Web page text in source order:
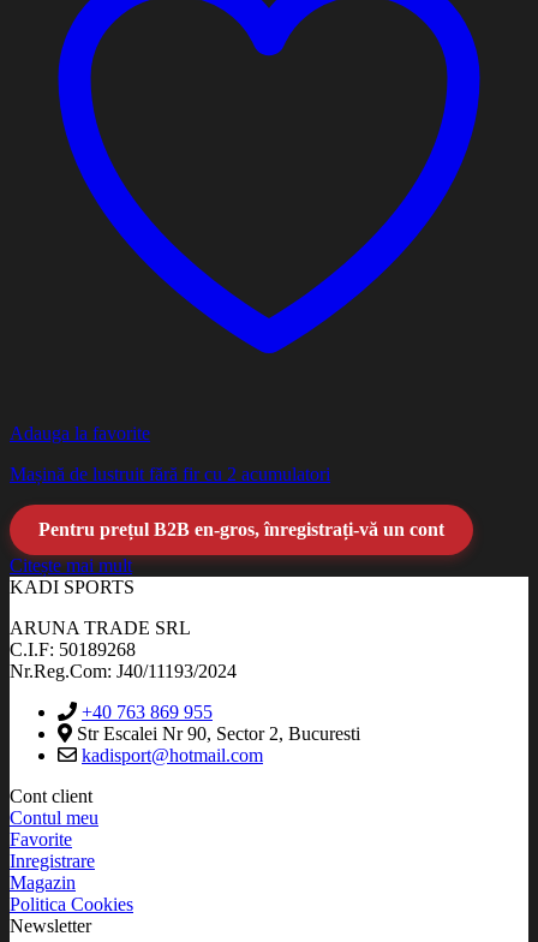
Adauga la favorite
Mașină de lustruit fără fir cu 2 acumulatori
Pentru prețul B2B en-gros, înregistrați-vă un cont
Citește mai mult
KADI SPORTS
ARUNA TRADE SRL
C.I.F: 50189268
Nr.Reg.Com: J40/11193/2024
+40 763 869 955
Str Escalei Nr 90, Sector 2, Bucuresti
kadisport@hotmail.com
Cont client
Contul meu
Favorite
Inregistrare
Magazin
Politica Cookies
Newsletter